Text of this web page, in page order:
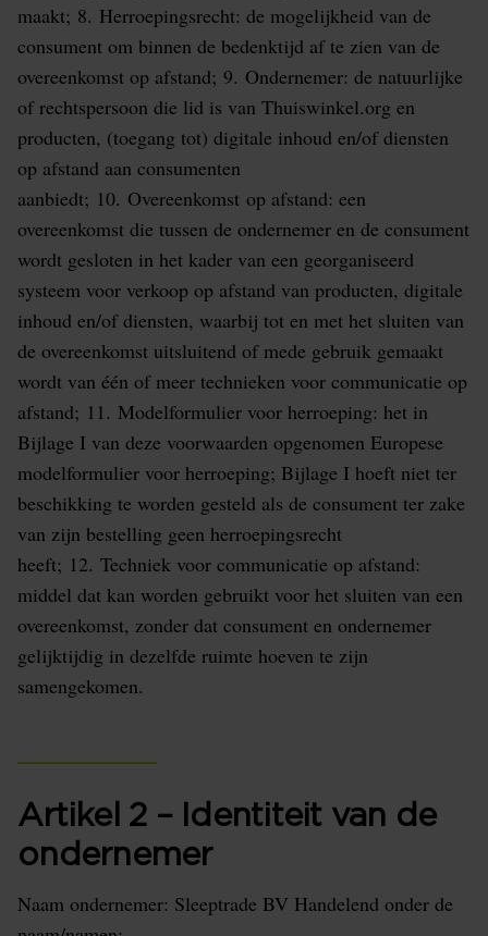
maakt; 8. Herroepingsrecht: de mogelijkheid van de
consument om binnen de bedenktijd af te zien van de
overeenkomst op afstand; 9. Ondernemer: de natuurlijke
of rechtspersoon die lid is van Thuiswinkel.org en
producten, (toegang tot) digitale inhoud en/of diensten
op afstand aan consumenten
aanbiedt; 10. Overeenkomst op afstand: een
overeenkomst die tussen de ondernemer en de consument
wordt gesloten in het kader van een georganiseerd
systeem voor verkoop op afstand van producten, digitale
inhoud en/of diensten, waarbij tot en met het sluiten van
de overeenkomst uitsluitend of mede gebruik gemaakt
wordt van één of meer technieken voor communicatie op
afstand; 11. Modelformulier voor herroeping: het in
Bijlage I van deze voorwaarden opgenomen Europese
modelformulier voor herroeping; Bijlage I hoeft niet ter
beschikking te worden gesteld als de consument ter zake
van zijn bestelling geen herroepingsrecht
heeft; 12. Techniek voor communicatie op afstand:
middel dat kan worden gebruikt voor het sluiten van een
overeenkomst, zonder dat consument en ondernemer
gelijktijdig in dezelfde ruimte hoeven te zijn
samengekomen.
Artikel 2 – Identiteit van de
ondernemer
Naam ondernemer: Sleeptrade BV Handelend onder de